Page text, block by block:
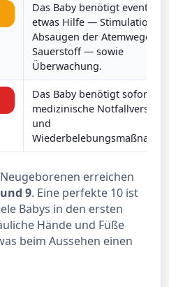
Das Baby benötigt eventuell
etwas Hilfe — Stimulation,
Absaugen der Atemwege
Sauerstoff — sowie
Überwachung.
Das Baby benötigt sofortige
medizinische
und
erreichen
9. Eine perfekte 10 ist
Babys in den ersten
Hände und Füße
beim Aussehen einen